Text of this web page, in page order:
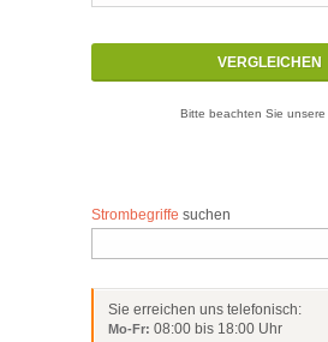
Bitte beachten Sie unsere
Strombegriffe suchen
Sie erreichen uns telefonisch:
Mo-Fr: 08:00 bis 18:00 Uhr